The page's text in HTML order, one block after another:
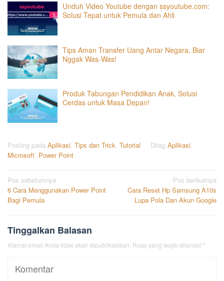
Unduh Video Youtube dengan ssyoutube.com:
Solusi Tepat untuk Pemula dan Ahli
Tips Aman Transfer Uang Antar Negara, Biar
Nggak Was-Was!
Produk Tabungan Pendidikan Anak, Solusi
Cerdas untuk Masa Depan!
Posting pada Aplikasi Tips dan Trick Tutorial Ditag Aplikasi
Microsoft Power Point
Navigasi
pos
Pos sebelumnya
6 Cara Menggunakan Power Point
Bagi Pemula
Pos berikutnya
Cara Reset Hp Samsung A10s
Lupa Pola Dan Akun Google
Tinggalkan Balasan
Alamat email Anda tidak akan dipublikasikan. Ruas yang wajib ditandai *